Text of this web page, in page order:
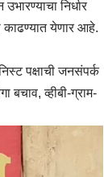
निर्धार
काढण्यात येणार आहे.
पक्षाची जनसंपर्क
व्हीबी-ग्राम-